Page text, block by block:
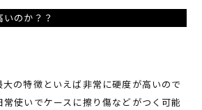
のか？？
の特徴といえば非常に硬度が高いので
使いでケースに擦り傷などがつく可能